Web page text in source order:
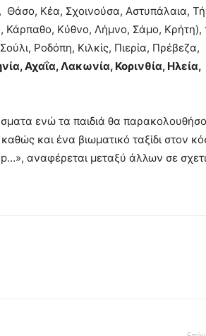
Θάσο, Κέα, Σχοινούσα, Αστυπάλαια,
Κύθνο, Λήμνο, Σάμο, Κρήτη),
Ροδόπη, Κιλκίς, Πιερία, Πρέβεζα,
Αχαΐα, Λακωνία, Κορινθία, Ηλεία,
ενώ τα παιδιά θα
και ένα βιωματικό ταξίδι στον
αναφέρεται μεταξύ άλλων σε